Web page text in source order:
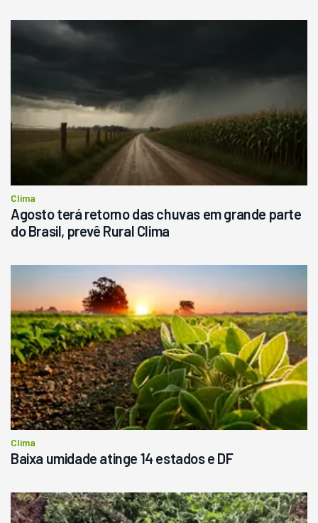
Usado
Pá Carregadeira Cat 966
R$ 145.000
Consultar
Clima
Agosto terá retorno das chuvas em grande parte
do Brasil, prevê Rural Clima
Clima
Baixa umidade atinge 14 estados e DF